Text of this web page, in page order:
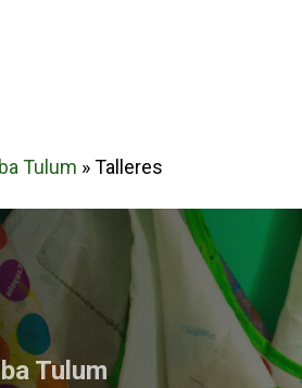
Tulum »Talleres
Tulum